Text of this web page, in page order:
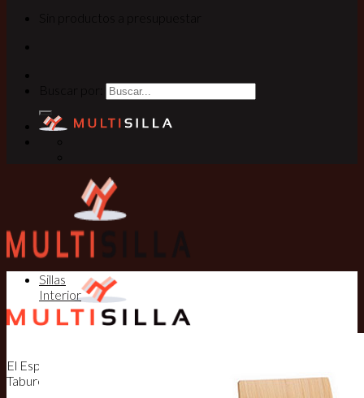
El Especialista en Sillas, Mesas y
Taburetes
Sillas
Interior